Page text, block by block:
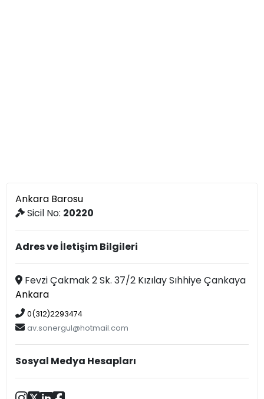
Ankara Barosu
Sicil No: 20220
Adres ve İletişim Bilgileri
Fevzi Çakmak 2 Sk. 37/2 Kızılay Sıhhiye Çankaya
Ankara
0(312)2293474
av.sonergul@hotmail.com
Sosyal Medya Hesapları